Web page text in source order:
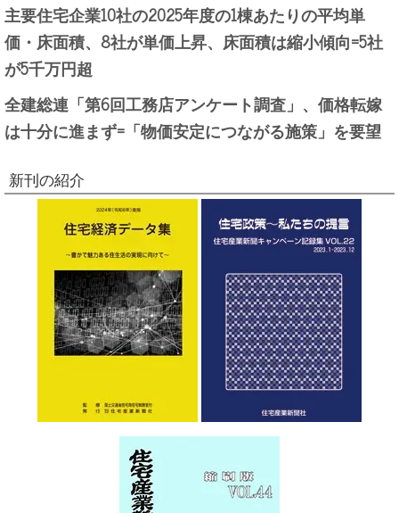
主要住宅企業10社の2025年度の1棟あたりの平均単
価・床面積、8社が単価上昇、床面積は縮小傾向=5社
が5千万円超
全建総連「第6回工務店アンケート調査」、価格転嫁
は十分に進まず=「物価安定につながる施策」を要望
新刊の紹介